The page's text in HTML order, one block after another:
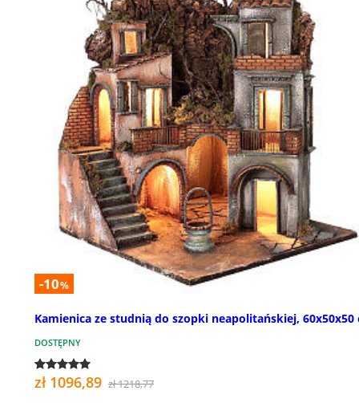
-10%
Kamienica ze studnią do szopki neapolitańskiej, 60x50x50
DOSTĘPNY
zł 1096,89 zł 1218,77